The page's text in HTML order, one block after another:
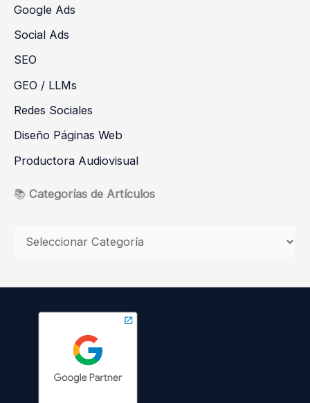
Google Ads
Social Ads
SEO
GEO / LLMs
Redes Sociales
Diseño Páginas Web
Productora Audiovisual
📚 Categorías de Artículos